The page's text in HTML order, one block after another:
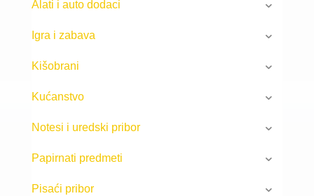
Alati i auto dodaci
Igra i zabava
Kišobrani
Kućanstvo
Notesi i uredski pribor
Papirnati predmeti
Pisaći pribor